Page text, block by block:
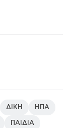
ΔΙΚΗ ΗΠΑ
ΠΑΙΔΙΑ